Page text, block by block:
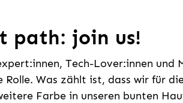
path: join us!
Tech-Lover:innen und
Was zählt ist, dass wir für
Farbe in unseren bunten